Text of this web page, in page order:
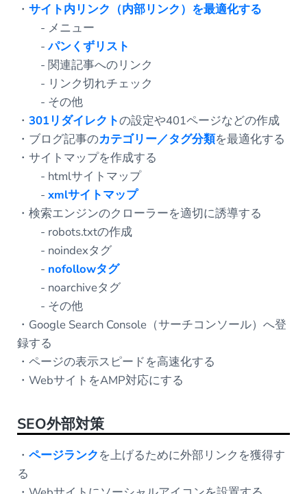
・ サイト内リンク（内部リンク）を最適化する
- メニュー
-パンくずリスト
- 関連記事へのリンク
- リンク切れチェック
- その他
・ 301リダイレクトの設定や401ページなどの作成
・ブログ記事のカテゴリー／タグ分類を最適化する
・サイトマップを作成する
- htmlサイトマップ
- xmlサイトマップ
・検索エンジンのクローラーを適切に誘導する
- robots.txtの作成
- noindexタグ
- nofollowタグ
- noarchiveタグ
- その他
・Google Search Console（サーチコンソール）へ登
録する
・ページの表示スピードを高速化する
・WebサイトをAMP対応にする
SEO外部対策
・ ページランクを上げるために外部リンクを獲得す
る